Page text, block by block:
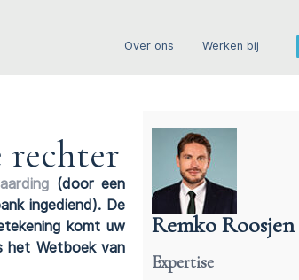
Over ons Werken bij
rechter
(door een
ingediend). De
komt uw
het Wetboek van
Remko Roosjen
Advocaat voor procedures
Expertise